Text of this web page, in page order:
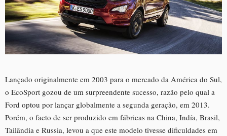
Lançado originalmente em 2003 para o mercado da América do Sul,
o EcoSport gozou de um surpreendente sucesso, razão pelo qual a
Ford optou por lançar globalmente a segunda geração, em 2013.
Porém, o facto de ser produzido em fábricas na China, Indía, Brasil,
Tailândia e Russia, levou a que este modelo tivesse dificuldades em